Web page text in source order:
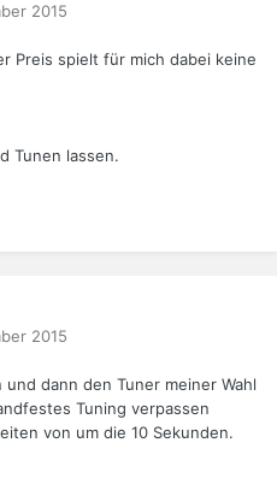
2015
Preis spielt für mich dabei keine
Tunen lassen.
2015
dann den Tuner meiner Wahl
Tuning verpassen
von um die 10 Sekunden.